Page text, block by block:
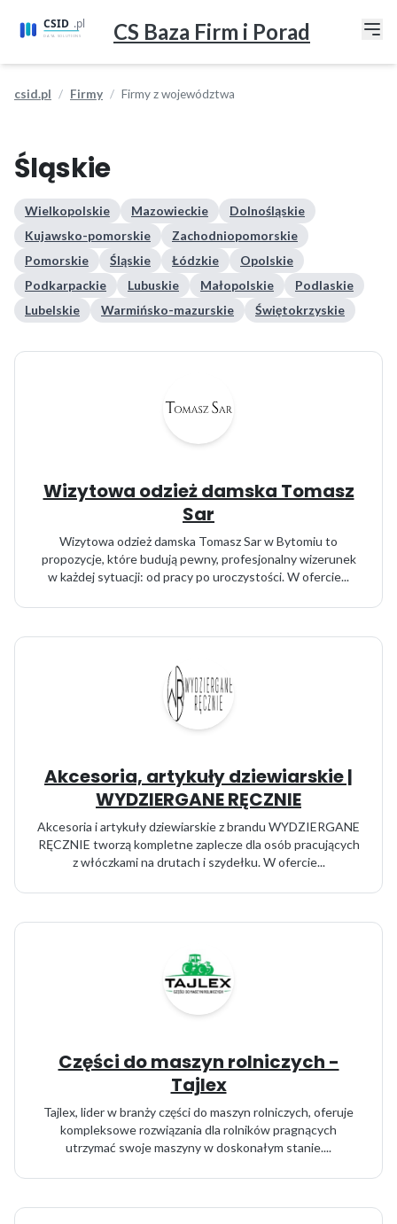
CS Baza Firm i Porad
csid.pl Firmy Firmy z województwa
Śląskie
Wielkopolskie Mazowieckie
Dolnośląskie
Kujawsko-pomorskie
Zachodniopomorskie
Pomorskie
Śląskie Łódzkie
Opolskie
Podkarpackie
Lubuskie Małopolskie
Podlaskie
Lubelskie
Warmińsko-mazurskie Świętokrzyskie
Wizytowa odzież damska Tomasz
Sar
Wizytowa odzież damska Tomasz Sar w Bytomiu to
propozycje, które budują pewny, profesjonalny wizerunek
w każdej sytuacji: od pracy po uroczystości. W ofercie...
Akcesoria, artykuły dziewiarskie |
WYDZIERGANE RĘCZNIE
Akcesoria i artykuły dziewiarskie z brandu WYDZIERGANE
RĘCZNIE tworzą kompletne zaplecze dla osób pracujących
z włóczkami na drutach i szydełku. W ofercie...
Części do maszyn rolniczych -
Tajlex
Tajlex, lider w branży części do maszyn rolniczych, oferuje
kompleksowe rozwiązania dla rolników pragnących
utrzymać swoje maszyny w doskonałym stanie....